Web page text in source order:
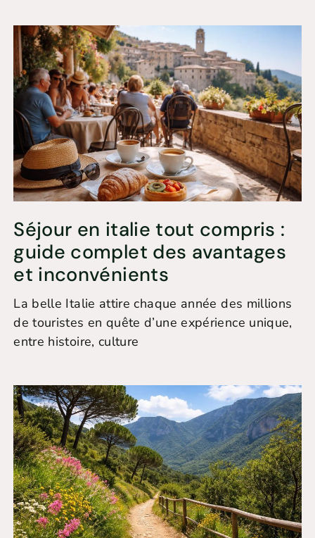
Séjour en italie tout compris :
guide complet des avantages
et inconvénients
La belle Italie attire chaque année des millions
de touristes en quête d’une expérience unique,
entre histoire, culture